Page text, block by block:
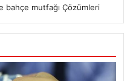
bahçe mutfağı Çözümleri